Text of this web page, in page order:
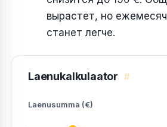
вырастет, но
станет легче.
Laenukalkulaator #
Laenusumma (€)